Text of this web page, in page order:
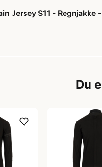
Jersey S11 -
Du